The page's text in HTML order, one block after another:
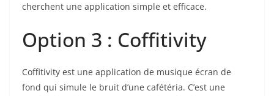
cherchent une application simple et efficace.
Option 3 : Coffitivity
Coffitivity est une application de musique écran de
fond qui simule le bruit d’une cafétéria. C’est une